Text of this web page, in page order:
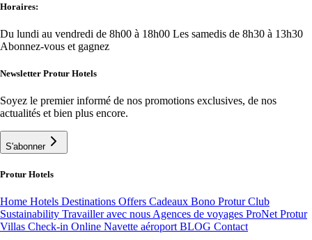
Horaires:
Du lundi au vendredi de 8h00 à 18h00 Les samedis de 8h30 à 13h30
Abonnez-vous et gagnez
Newsletter Protur Hotels
Soyez le premier informé de nos promotions exclusives, de nos
actualités et bien plus encore.
S'abonner
Protur Hotels
Home Hotels Destinations Offers Cadeaux Bono Protur Club
Sustainability Travailler avec nous Agences de voyages ProNet Protur
Villas Check-in Online Navette aéroport BLOG Contact